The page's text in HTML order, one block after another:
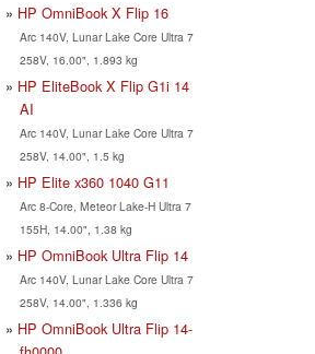
HP OmniBook X Flip 16
Arc 140V, Lunar Lake Core Ultra 7
258V, 16.00", 1.893 kg
HP EliteBook X Flip G1i 14
AI
Arc 140V, Lunar Lake Core Ultra 7
258V, 14.00", 1.5 kg
HP Elite x360 1040 G11
Arc 8-Core, Meteor Lake-H Ultra 7
155H, 14.00", 1.38 kg
HP OmniBook Ultra Flip 14
Arc 140V, Lunar Lake Core Ultra 7
258V, 14.00", 1.336 kg
HP OmniBook Ultra Flip 14-